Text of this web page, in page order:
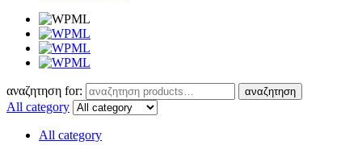
αναζητηση for: αναζητηση
All category
All category